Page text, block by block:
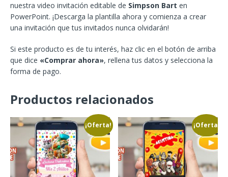
nuestra video invitación editable de Simpson Bart en
PowerPoint. ¡Descarga la plantilla ahora y comienza a crear
una invitación que tus invitados nunca olvidarán!
Si este producto es de tu interés, haz clic en el botón de arriba
que dice «Comprar ahora», rellena tus datos y selecciona la
forma de pago.
Productos relacionados
¡Oferta! ¡Oferta!